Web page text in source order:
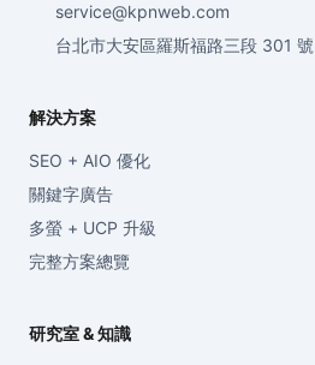
service@kpnweb.com
台北市大安區羅斯福路三段 301
解決方案
SEO + AIO 優化
關鍵字廣告
多螢 + UCP 升級
完整方案總覽
研究室 & 知識